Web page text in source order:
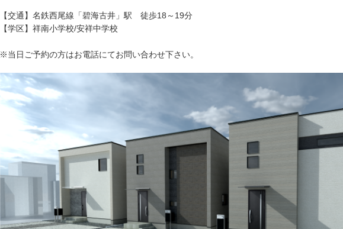
【交通】名鉄西尾線「碧海古井」駅 徒歩18～19分
【学区】祥南小学校/安祥中学校
※当日ご予約の方はお電話にてお問い合わせ下さい。